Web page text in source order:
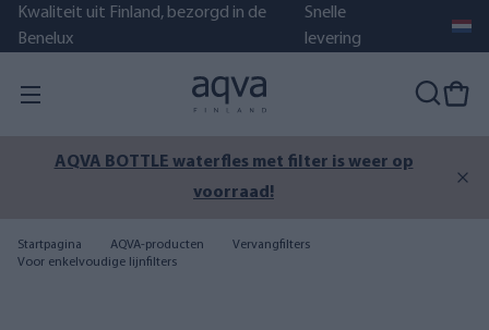
Kwaliteit uit Finland, bezorgd in de
Benelux
Snelle
levering
AQVA BOTTLE waterfles met filter is weer op
voorraad!
Startpagina AQVA-producten
Vervangfilters
Voor enkelvoudige lijnfilters